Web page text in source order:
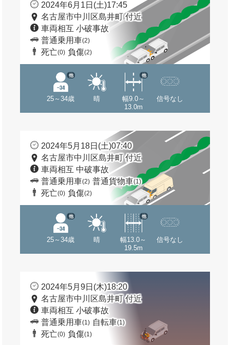
2024年6月1日(土)17:45
名古屋市中川区島井町 付近
車両相互 小破事故
普通乗用車(2)
死亡(0) 負傷(2)
25～34歳
他
晴
幅9.0～
13.0m
他
信号なし
2024年5月18日(土)07:40
名古屋市中川区島井町 付近
車両相互 中破事故
普通乗用車(2) 普通貨物車(1)
死亡(0) 負傷(2)
25～34歳
他
晴
幅13.0～
19.5m
他
信号なし
2024年5月9日(木)18:20
名古屋市中川区島井町 付近
車両相互 小破事故
普通乗用車(1) 自転車(1)
死亡(0) 負傷(1)